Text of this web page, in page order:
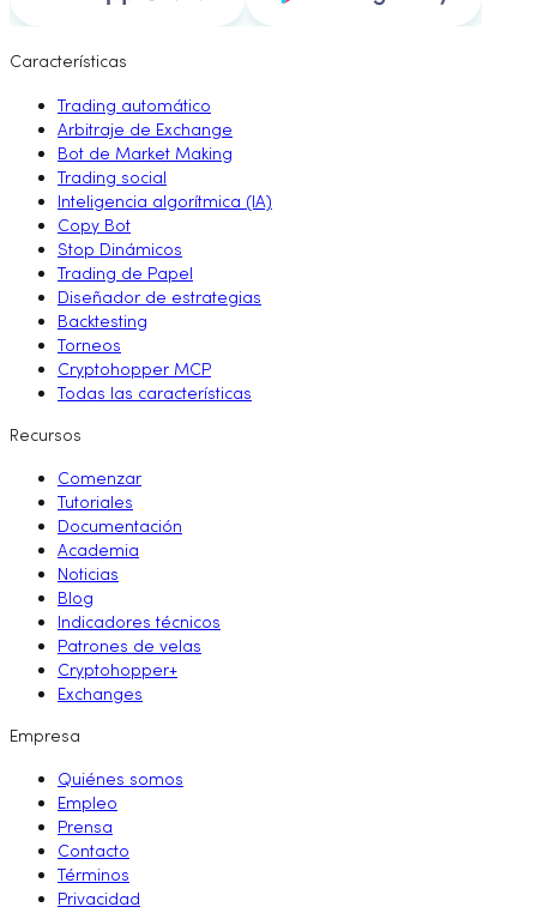
Características
Trading automático
Arbitraje de Exchange
Bot de Market Making
Trading social
Inteligencia algorítmica (IA)
Copy Bot
Stop Dinámicos
Trading de Papel
Diseñador de estrategias
Backtesting
Torneos
Cryptohopper MCP
Todas las características
Recursos
Comenzar
Tutoriales
Documentación
Academia
Noticias
Blog
Indicadores técnicos
Patrones de velas
Cryptohopper+
Exchanges
Empresa
Quiénes somos
Empleo
Prensa
Contacto
Términos
Privacidad